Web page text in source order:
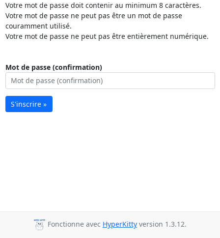
Votre mot de passe doit contenir au minimum 8 caractères.
Votre mot de passe ne peut pas être un mot de passe
couramment utilisé.
Votre mot de passe ne peut pas être entièrement numérique.
Mot de passe (confirmation)
S'inscrire »
Fonctionne avec HyperKitty version 1.3.12.